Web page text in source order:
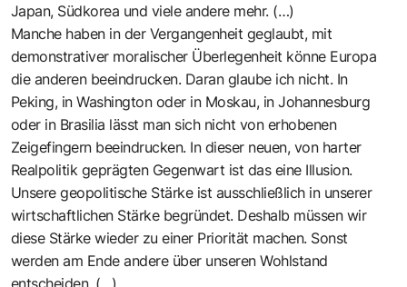
Japan, Südkorea und viele andere mehr. (…)
Manche haben in der Vergangenheit geglaubt, mit
demonstrativer moralischer Überlegenheit könne Europa
die anderen beeindrucken. Daran glaube ich nicht. In
Peking, in Washington oder in Moskau, in Johannesburg
oder in Brasilia lässt man sich nicht von erhobenen
Zeigefingern beeindrucken. In dieser neuen, von harter
Realpolitik geprägten Gegenwart ist das eine Illusion.
Unsere geopolitische Stärke ist ausschließlich in unserer
wirtschaftlichen Stärke begründet. Deshalb müssen wir
diese Stärke wieder zu einer Priorität machen. Sonst
werden am Ende andere über unseren Wohlstand
entscheiden. (…)